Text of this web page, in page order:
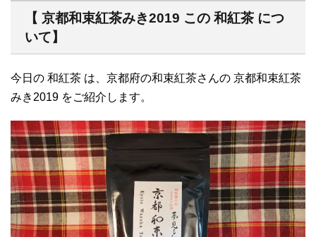
【 京都和束紅茶みき2019 この 和紅茶 につ
いて】
今日の 和紅茶 は、京都府の和束紅茶さんの 京都和束紅茶
みき2019 をご紹介します。